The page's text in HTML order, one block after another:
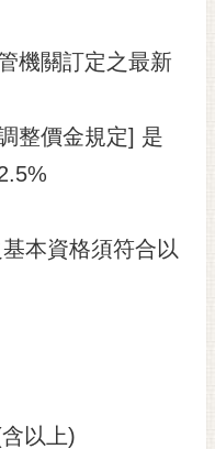
機關訂定之最新
整價金規定] 是
本資格須符合以
以上)